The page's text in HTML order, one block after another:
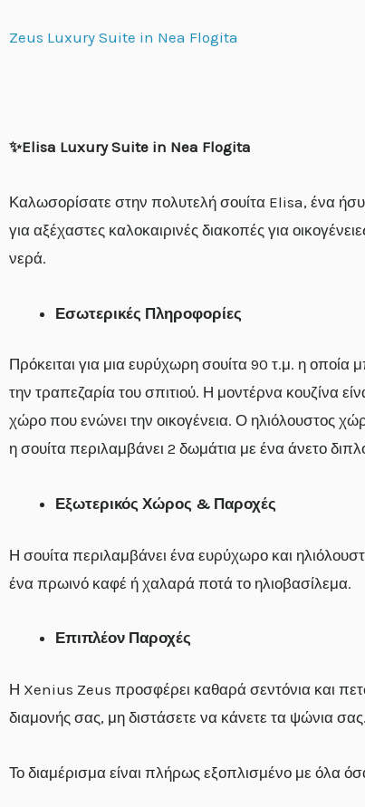
Zeus Luxury Suite in Nea Flogita
✨Elisa Luxury Suite in Nea Flogita
Καλωσορίσατε στην πολυτελή σουίτα Elisa, ένα
για αξέχαστες καλοκαιρινές διακοπές για
νερά.
Εσωτερικές Πληροφορίες
Πρόκειται για μια ευρύχωρη σουίτα 90 τ.μ. η
την τραπεζαρία του σπιτιού. Η μοντέρνα κουζίνα
χώρο που ενώνει την οικογένεια. Ο ηλιόλουστος
η σουίτα περιλαμβάνει 2 δωμάτια με ένα άνετο
Εξωτερικός Χώρος & Παροχές
Η σουίτα περιλαμβάνει ένα ευρύχωρο και
ένα πρωινό καφέ ή χαλαρά ποτά το ηλιοβασίλεμα.
Επιπλέον Παροχές
Η Xenius Zeus προσφέρει καθαρά σεντόνια και
διαμονής σας, μη διστάσετε να κάνετε τα ψώνια σας.
Το διαμέρισμα είναι πλήρως εξοπλισμένο με όλα